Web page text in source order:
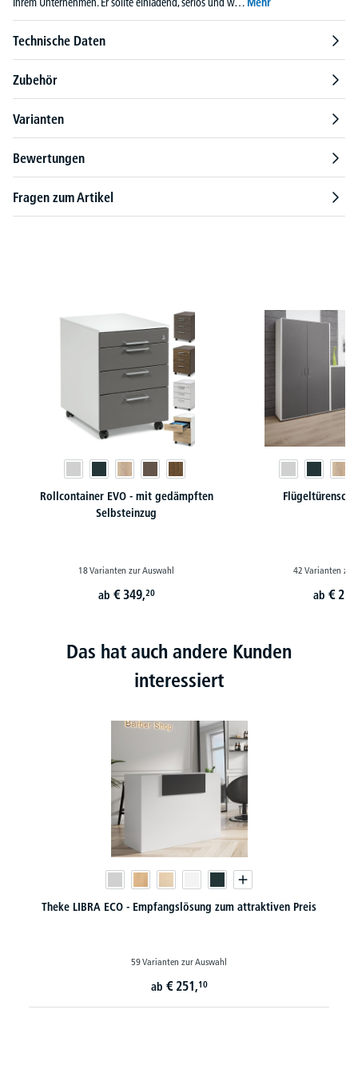
Technische Daten
Zubehör
Varianten
Bewertungen
Fragen zum Artikel
Rollcontainer EVO - mit gedämpften
Selbsteinzug
18 Varianten zur Auswahl
ab € 349,20
42 Varianten zur
ab €
Das hat auch andere Kunden
interessiert
Theke LIBRA ECO - Empfangslösung zum attraktiven Preis
59 Varianten zur Auswahl
ab € 251,10